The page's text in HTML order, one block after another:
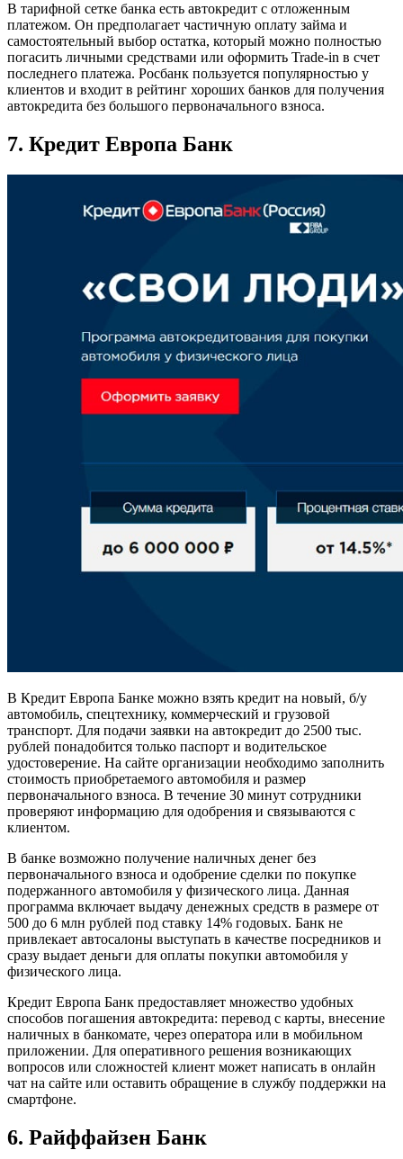
В тарифной сетке банка есть автокредит с отложенным
платежом. Он предполагает частичную оплату займа и
самостоятельный выбор остатка, который можно полностью
погасить личными средствами или оформить Trade-in в счет
последнего платежа. Росбанк пользуется популярностью у
клиентов и входит в рейтинг хороших банков для получения
автокредита без большого первоначального взноса.
7. Кредит Европа Банк
В Кредит Европа Банке можно взять кредит на новый, б/у
автомобиль, спецтехнику, коммерческий и грузовой
транспорт. Для подачи заявки на автокредит до 2500 тыс.
рублей понадобится только паспорт и водительское
удостоверение. На сайте организации необходимо заполнить
стоимость приобретаемого автомобиля и размер
первоначального взноса. В течение 30 минут сотрудники
проверяют информацию для одобрения и связываются с
клиентом.
В банке возможно получение наличных денег без
первоначального взноса и одобрение сделки по покупке
подержанного автомобиля у физического лица. Данная
программа включает выдачу денежных средств в размере от
500 до 6 млн рублей под ставку 14% годовых. Банк не
привлекает автосалоны выступать в качестве посредников и
сразу выдает деньги для оплаты покупки автомобиля у
физического лица.
Кредит Европа Банк предоставляет множество удобных
способов погашения автокредита: перевод с карты, внесение
наличных в банкомате, через оператора или в мобильном
приложении. Для оперативного решения возникающих
вопросов или сложностей клиент может написать в онлайн
чат на сайте или оставить обращение в службу поддержки на
смартфоне.
6. Райффайзен Банк